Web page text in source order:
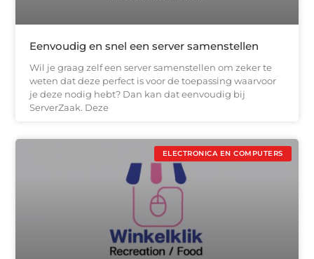
Eenvoudig en snel een server samenstellen
Wil je graag zelf een server samenstellen om zeker te
weten dat deze perfect is voor de toepassing waarvoor
je deze nodig hebt? Dan kan dat eenvoudig bij
ServerZaak. Deze
ELECTRONICA EN COMPUTERS